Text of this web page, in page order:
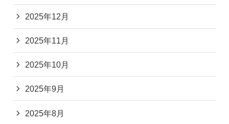
2025年12月
2025年11月
2025年10月
2025年9月
2025年8月